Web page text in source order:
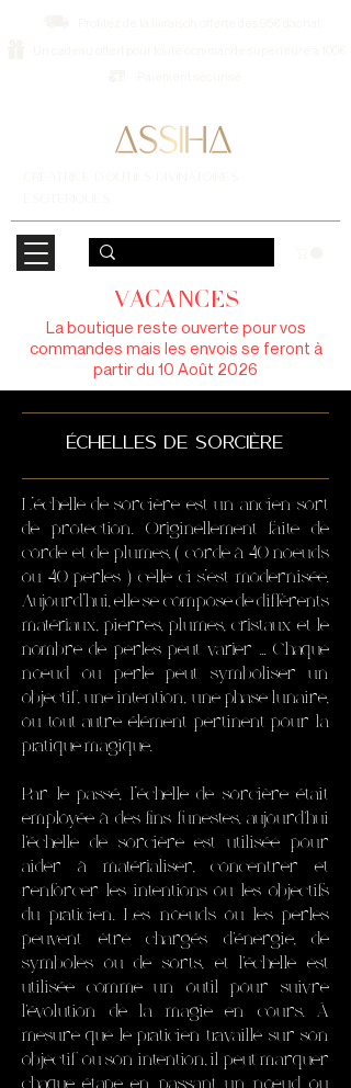
VACANCES
La boutique reste ouverte pour vos
commandes mais les envois se feront à
partir du 10 Août 2026
échelles de sorcière
L’échelle de sorcière est un ancien sort
de protection. Originellement faite de
corde et de plumes, ( corde à 40 noeuds
ou 40 perles ) celle-ci s’est modernisée.
Aujourd’hui, elle se compose de différents
matériaux, pierres, plumes, cristaux et le
nombre de perles peut varier ... Chaque
nœud ou perle peut symboliser un
objectif, une intention, une phase lunaire,
ou tout autre élément pertinent pour la
pratique magique.
Par le passé, l’échelle de sorcière était
employée à des fins funestes, aujourd'hui
l'échelle de sorcière est utilisée pour
aider à matérialiser, concentrer et
renforcer les intentions ou les objectifs
du praticien. Les nœuds ou les perles
peuvent être chargés d'énergie, de
symboles ou de sorts, et l'échelle est
utilisée comme un outil pour suivre
l'évolution de la magie en cours. À
mesure que le praticien travaille sur son
objectif ou son intention, il peut marquer
chaque étape en passant un nœud ou